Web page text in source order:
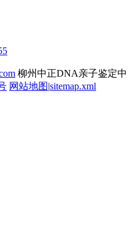
柳州中正DNA亲子鉴定中
网站地图|sitemap.xml